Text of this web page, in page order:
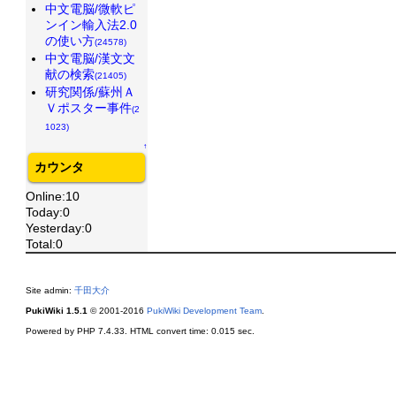
中文電脳/微軟ピ
ンイン輸入法2.0
の使い方(24578)
中文電脳/漢文文
献の検索(21405)
研究関係/蘇州Ａ
Ｖポスター事件(2
1023)
↑
カウンタ
Online:10
Today:0
Yesterday:0
Total:0
Site admin: 千田大介
PukiWiki 1.5.1 © 2001-2016 PukiWiki Development Team.
Powered by PHP 7.4.33. HTML convert time: 0.015 sec.